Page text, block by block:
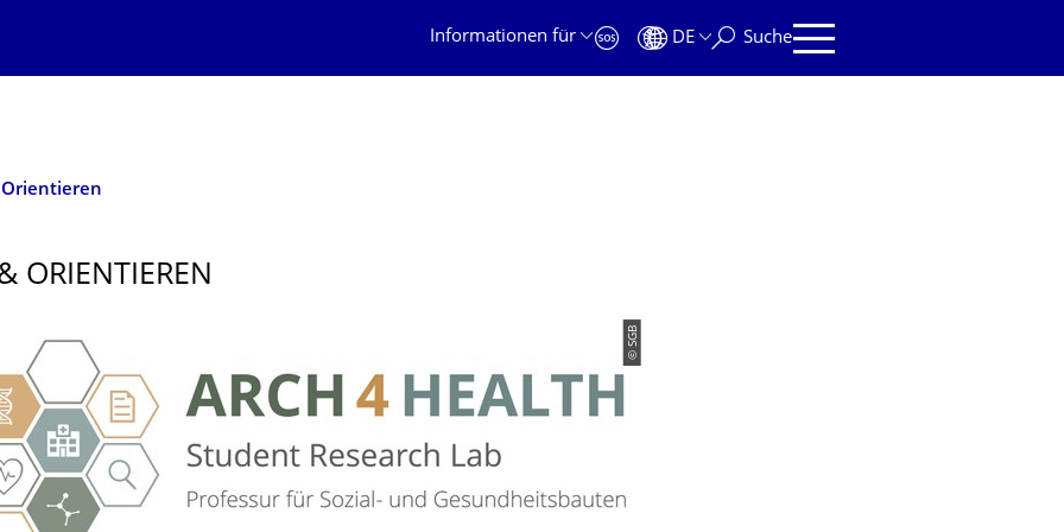
Informationen für
DE Suche
ORIENTIEREN
© SGB